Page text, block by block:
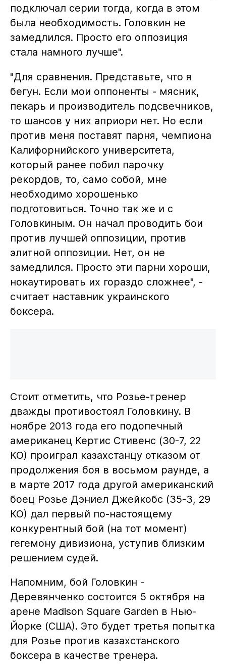
подключал серии тогда, когда в этом
была необходимость. Головкин не
замедлился. Просто его оппозиция
стала намного лучше".
"Для сравнения. Представьте, что я
бегун. Если мои оппоненты - мясник,
пекарь и производитель подсвечников,
то шансов у них априори нет. Но если
против меня поставят парня, чемпиона
Калифорнийского университета,
который ранее побил парочку
рекордов, то, само собой, мне
необходимо хорошенько
подготовиться. Точно так же и с
Головкиным. Он начал проводить бои
против лучшей оппозиции, против
элитной оппозиции. Нет, он не
замедлился. Просто эти парни хороши,
нокаутировать их гораздо сложнее", -
считает наставник украинского
боксера.
Стоит отметить, что Розье-тренер
дважды противостоял Головкину. В
ноябре 2013 года его подопечный
американец Кертис Стивенс (30-7, 22
КО) проиграл казахстанцу отказом от
продолжения боя в восьмом раунде, а
в марте 2017 года другой американский
боец Розье Дэниел Джейкобс (35-3, 29
КО) дал первый по-настоящему
конкурентный бой (на тот момент)
гегемону дивизиона, уступив близким
решением судей.
Напомним, бой Головкин -
Деревянченко состоится 5 октября на
арене Madison Square Garden в Нью-
Йорке (США). Это будет третья попытка
для Розье против казахстанского
боксера в качестве тренера.